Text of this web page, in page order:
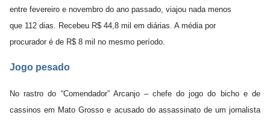
entre fevereiro e novembro do ano passado, viajou nada menos
que 112 dias. Recebeu R$ 44,8 mil em diárias. A média por
procurador é de R$ 8 mil no mesmo período.
Jogo pesado
No rastro do “Comendador” Arcanjo – chefe do jogo do bicho e de
cassinos em Mato Grosso e acusado do assassinato de um jornalista